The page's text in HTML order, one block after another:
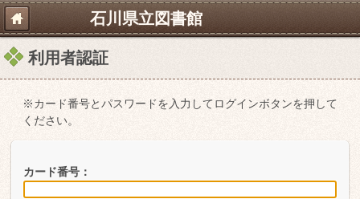
石川県立図書館
利用者認証
※カード番号とパスワードを入力してログインボタンを押して
ください。
カード番号：